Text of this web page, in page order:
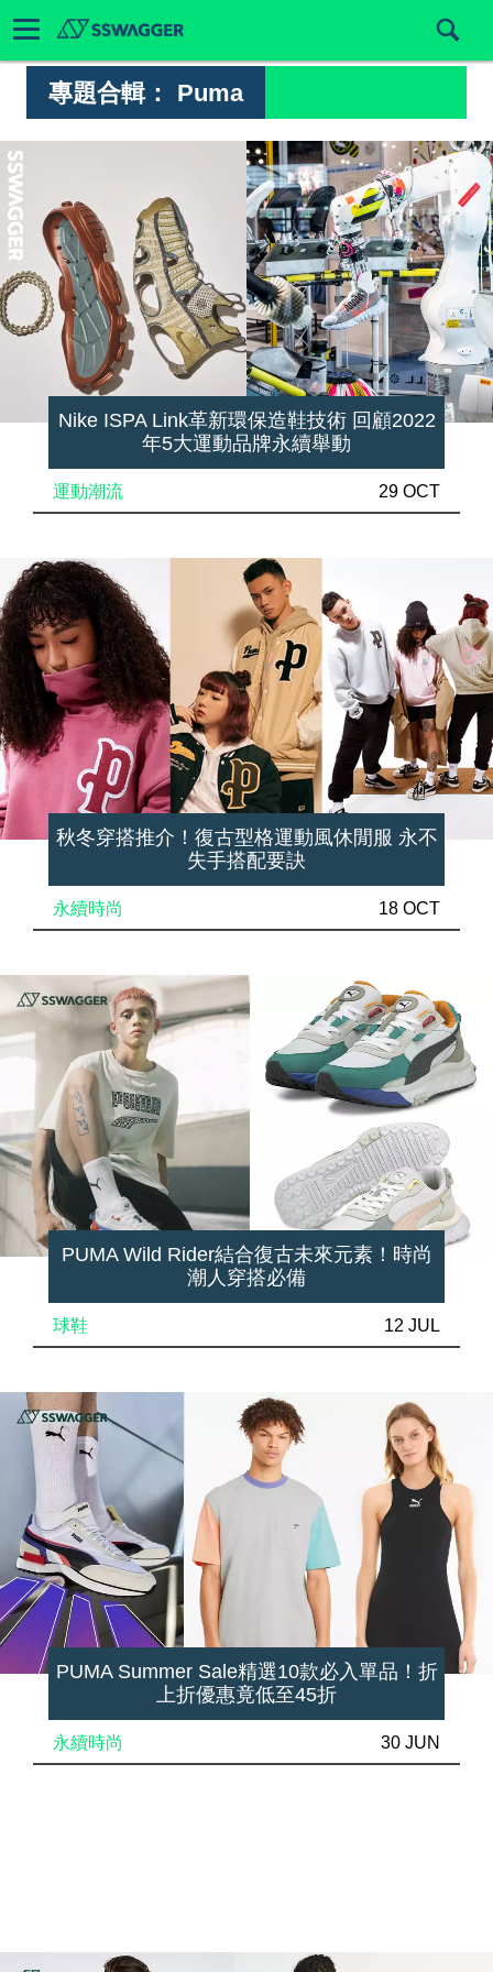
專題合輯： Puma
Nike ISPA Link革新環保造鞋技術 回顧2022
年5大運動品牌永續舉動
運動潮流 29 OCT
秋冬穿搭推介！復古型格運動風休閒服 永不
失手搭配要訣
永續時尚 18 OCT
PUMA Wild Rider結合復古未來元素！時尚
潮人穿搭必備
球鞋 12 JUL
PUMA Summer Sale精選10款必入單品！折
上折優惠竟低至45折
永續時尚 30 JUN